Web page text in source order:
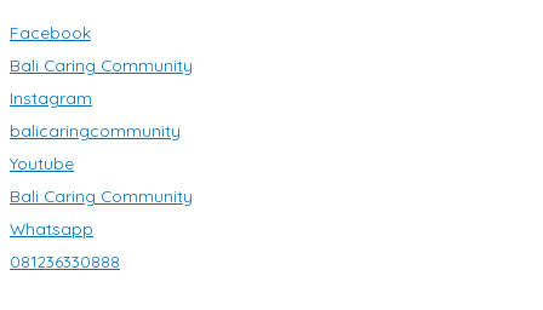
Facebook
Bali Caring Community
Instagram
balicaringcommunity
Youtube
Bali Caring Community
Whatsapp
081236330888